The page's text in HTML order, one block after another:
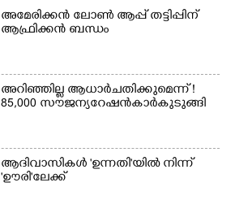
അമേരിക്കൻ ലോൺ ആപ്പ് തട്ടിപ്പിന്
ആഫ്രിക്കൻ ബന്ധം
അറിഞ്ഞില്ല ആധാർ ചതിക്കുമെന്ന് !
85,000 സൗജന്യ റേഷൻകാർ കുടുങ്ങി
ആദിവാസികൾ 'ഉന്നതി'യിൽ നിന്ന്
'ഊരി'ലേക്ക്